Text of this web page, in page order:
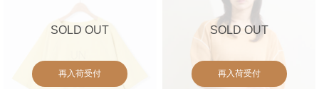
SOLD OUT
再入荷受付
SOLD OUT
再入荷受付